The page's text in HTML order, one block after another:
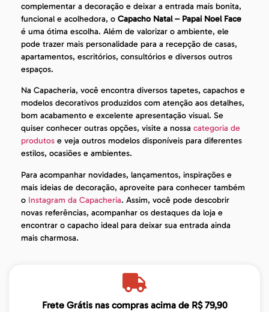
complementar a decoração e deixar a entrada mais bonita,
funcional e acolhedora, o Capacho Natal – Papai Noel Face
é uma ótima escolha. Além de valorizar o ambiente, ele
pode trazer mais personalidade para a recepção de casas,
apartamentos, escritórios, consultórios e diversos outros
espaços.
Na Capacheria, você encontra diversos tapetes, capachos e
modelos decorativos produzidos com atenção aos detalhes,
bom acabamento e excelente apresentação visual. Se
quiser conhecer outras opções, visite a nossa categoria de
produtos e veja outros modelos disponíveis para diferentes
estilos, ocasiões e ambientes.
Para acompanhar novidades, lançamentos, inspirações e
mais ideias de decoração, aproveite para conhecer também
o Instagram da Capacheria. Assim, você pode descobrir
novas referências, acompanhar os destaques da loja e
encontrar o capacho ideal para deixar sua entrada ainda
mais charmosa.
Frete Grátis nas compras acima de R$ 79,90